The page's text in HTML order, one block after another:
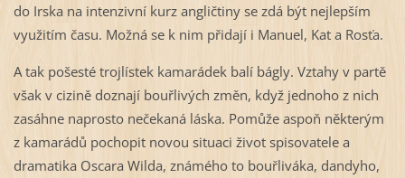
do Irska na intenzivní kurz angličtiny se zdá být nejlepším
využitím času. Možná se k nim přidají i Manuel, Kat a Rosťa.
A tak pošesté trojlístek kamarádek balí bágly. Vztahy v partě
však v cizině doznají bouřlivých změn, když jednoho z nich
zasáhne naprosto nečekaná láska. Pomůže aspoň některým
z kamarádů pochopit novou situaci život spisovatele a
dramatika Oscara Wilda, známého to bouřliváka, dandyho,